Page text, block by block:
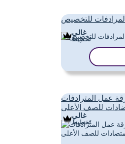
للتخصيص
غالي
تَخطِيط
عمل المترادفات
للصف الأعلى
غالي
تَخطِيط